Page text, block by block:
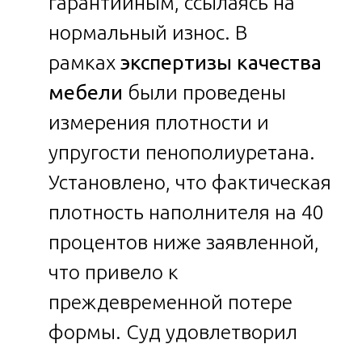
нормальный износ. В
рамках экспертизы качества
мебели были проведены
измерения плотности и
упругости пенополиуретана.
Установлено, что фактическая
плотность наполнителя на 40
процентов ниже заявленной,
что привело к
преждевременной потере
формы. Суд удовлетворил